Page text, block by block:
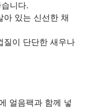
니다.
아 있는 신선한 채
질이 단단한 새우나
얼음팩과 함께 넣